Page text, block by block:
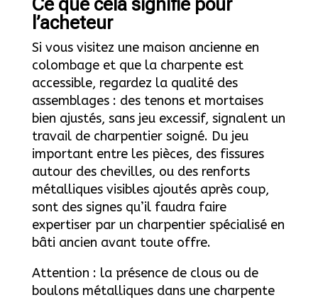
l’acheteur
Si vous visitez une maison ancienne en
colombage et que la charpente est
accessible, regardez la qualité des
assemblages : des tenons et mortaises
bien ajustés, sans jeu excessif, signalent un
travail de charpentier soigné. Du jeu
important entre les pièces, des fissures
autour des chevilles, ou des renforts
métalliques visibles ajoutés après coup,
sont des signes qu’il faudra faire
expertiser par un charpentier spécialisé en
bâti ancien avant toute offre.
Attention : la présence de clous ou de
boulons métalliques dans une charpente